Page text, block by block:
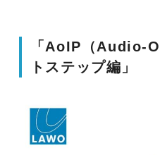
「AoIP（Audio-
トステップ編」